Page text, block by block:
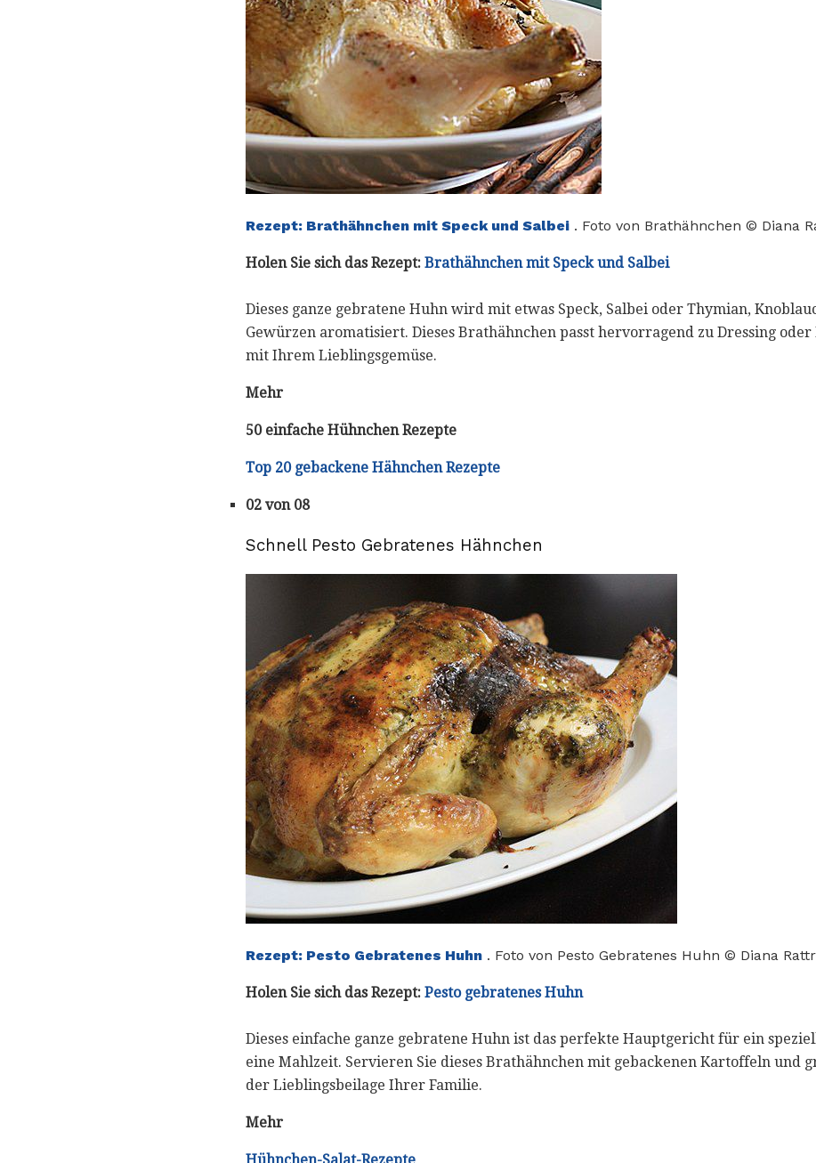
Rezept: Brathähnchen mit Speck und Salbei . Foto von Brathähnchen © Diana
Holen Sie sich das Rezept: Brathähnchen mit Speck und Salbei
Dieses ganze gebratene Huhn wird mit etwas Speck, Salbei oder Thymian,
Gewürzen aromatisiert. Dieses Brathähnchen passt hervorragend zu Dressing
mit Ihrem Lieblingsgemüse.
Mehr
50 einfache Hühnchen Rezepte
Top 20 gebackene Hähnchen Rezepte
02 von 08
Schnell Pesto Gebratenes Hähnchen
Rezept: Pesto Gebratenes Huhn . Foto von Pesto Gebratenes Huhn © Diana
Holen Sie sich das Rezept: Pesto gebratenes Huhn
Dieses einfache ganze gebratene Huhn ist das perfekte Hauptgericht für ein
eine Mahlzeit. Servieren Sie dieses Brathähnchen mit gebackenen Kartoffeln und
der Lieblingsbeilage Ihrer Familie.
Mehr
Hühnchen-Salat-Rezepte